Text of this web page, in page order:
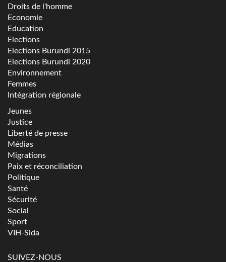
Droits de l'homme
Economie
Education
Elections
Elections Burundi 2015
Elections Burundi 2020
Environnement
Femmes
Intégration régionale
Jeunes
Justice
Liberté de presse
Médias
Migrations
Paix et réconciliation
Politique
Santé
Sécurité
Social
Sport
VIH-Sida
SUIVEZ-NOUS